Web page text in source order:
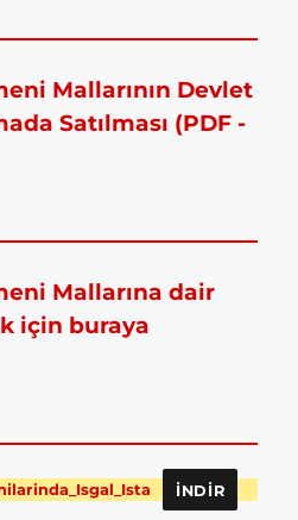
Mallarının Devlet
Satılması (PDF -
Mallarına dair
için buraya
İNDIR